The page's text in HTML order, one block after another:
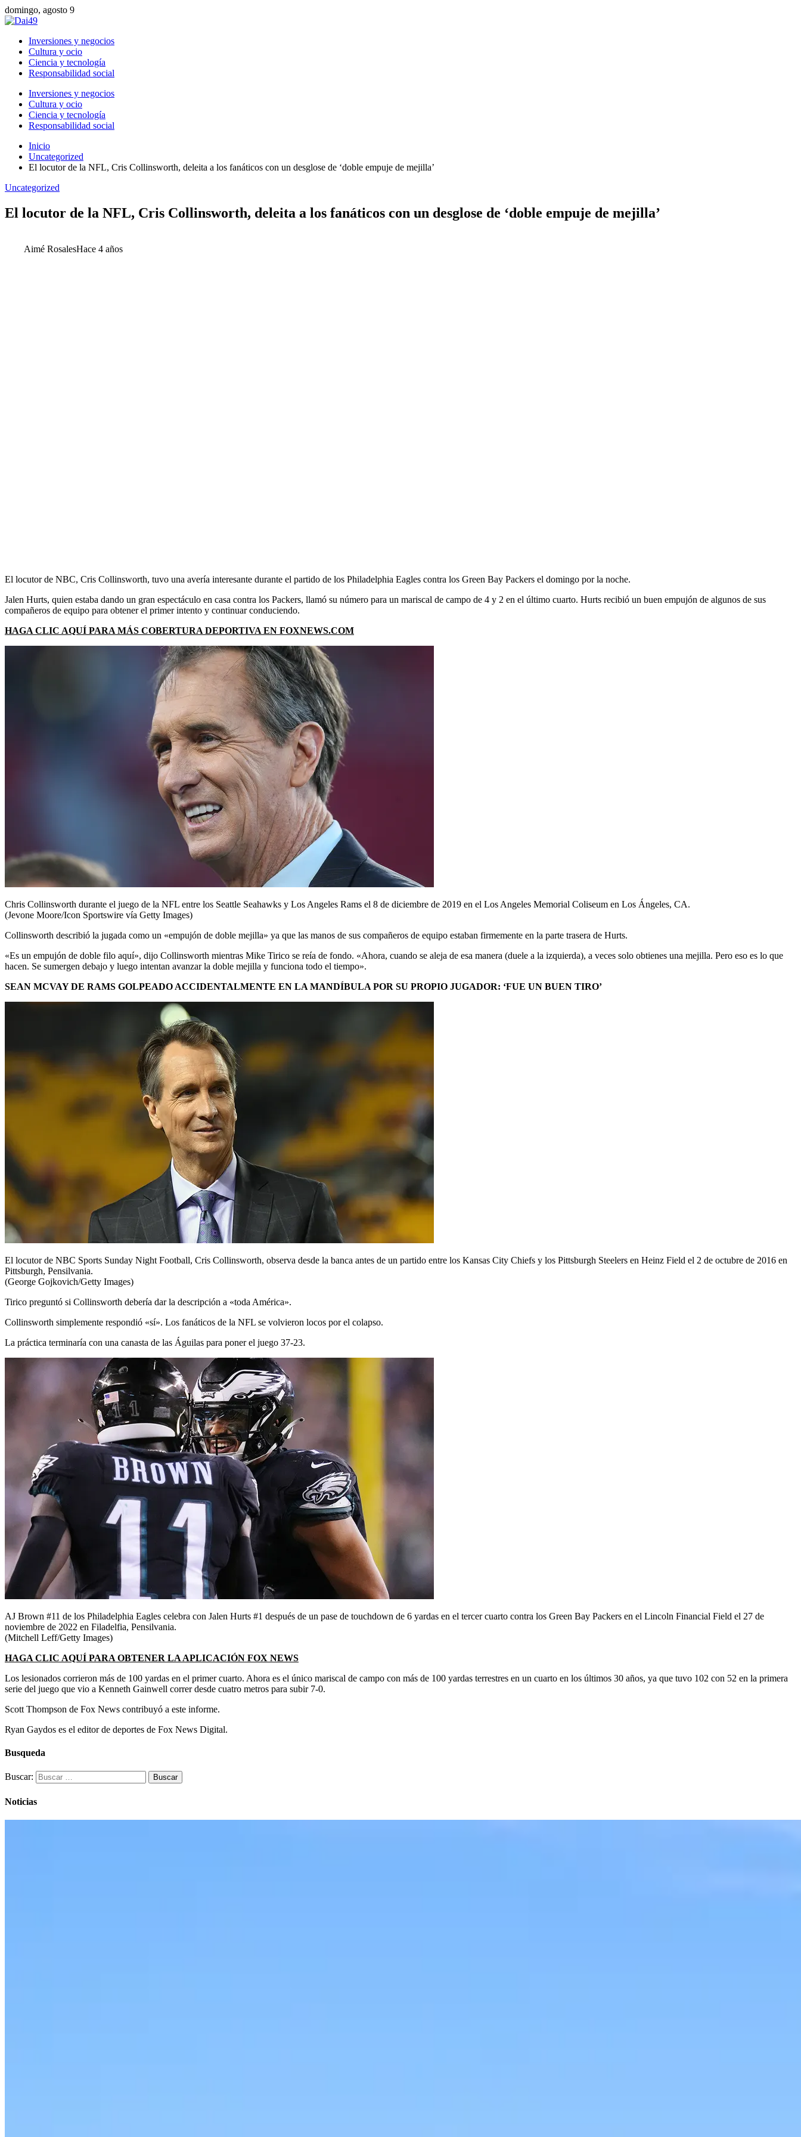
domingo, agosto 9
Inversiones y negocios
Cultura y ocio
Ciencia y tecnología
Responsabilidad social
Inversiones y negocios
Cultura y ocio
Ciencia y tecnología
Responsabilidad social
Inicio
Uncategorized
El locutor de la NFL, Cris Collinsworth, deleita a los fanáticos con un desglose de ‘doble empuje de mejilla’
Uncategorized
El locutor de la NFL, Cris Collinsworth, deleita a los fanáticos con un desglose de ‘doble empuje de mejilla’
Aimé RosalesHace 4 años
El locutor de NBC, Cris Collinsworth, tuvo una avería interesante durante el partido de los Philadelphia Eagles contra los Green Bay Packers el domingo por la noche.
Jalen Hurts, quien estaba dando un gran espectáculo en casa contra los Packers, llamó su número para un mariscal de campo de 4 y 2 en el último cuarto. Hurts recibió un buen empujón de algunos de sus
compañeros de equipo para obtener el primer intento y continuar conduciendo.
HAGA CLIC AQUÍ PARA MÁS COBERTURA DEPORTIVA EN FOXNEWS.COM
Chris Collinsworth durante el juego de la NFL entre los Seattle Seahawks y Los Angeles Rams el 8 de diciembre de 2019 en el Los Angeles Memorial Coliseum en Los Ángeles, CA.
(Jevone Moore/Icon Sportswire vía Getty Images)
Collinsworth describió la jugada como un «empujón de doble mejilla» ya que las manos de sus compañeros de equipo estaban firmemente en la parte trasera de Hurts.
«Es un empujón de doble filo aquí», dijo Collinsworth mientras Mike Tirico se reía de fondo. «Ahora, cuando se aleja de esa manera (duele a la izquierda), a veces solo obtienes una mejilla. Pero eso es lo que
hacen. Se sumergen debajo y luego intentan avanzar la doble mejilla y funciona todo el tiempo».
SEAN MCVAY DE RAMS GOLPEADO ACCIDENTALMENTE EN LA MANDÍBULA POR SU PROPIO JUGADOR: ‘FUE UN BUEN TIRO’
El locutor de NBC Sports Sunday Night Football, Cris Collinsworth, observa desde la banca antes de un partido entre los Kansas City Chiefs y los Pittsburgh Steelers en Heinz Field el 2 de octubre de 2016 en
Pittsburgh, Pensilvania.
(George Gojkovich/Getty Images)
Tirico preguntó si Collinsworth debería dar la descripción a «toda América».
Collinsworth simplemente respondió «sí». Los fanáticos de la NFL se volvieron locos por el colapso.
La práctica terminaría con una canasta de las Águilas para poner el juego 37-23.
AJ Brown #11 de los Philadelphia Eagles celebra con Jalen Hurts #1 después de un pase de touchdown de 6 yardas en el tercer cuarto contra los Green Bay Packers en el Lincoln Financial Field el 27 de
noviembre de 2022 en Filadelfia, Pensilvania.
(Mitchell Leff/Getty Images)
HAGA CLIC AQUÍ PARA OBTENER LA APLICACIÓN FOX NEWS
Los lesionados corrieron más de 100 yardas en el primer cuarto. Ahora es el único mariscal de campo con más de 100 yardas terrestres en un cuarto en los últimos 30 años, ya que tuvo 102 con 52 en la primera
serie del juego que vio a Kenneth Gainwell correr desde cuatro metros para subir 7-0.
Scott Thompson de Fox News contribuyó a este informe.
Ryan Gaydos es el editor de deportes de Fox News Digital.
Busqueda
Buscar:
Noticias